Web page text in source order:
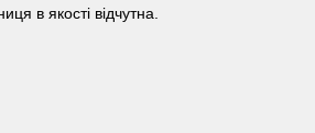
в якості відчутна.